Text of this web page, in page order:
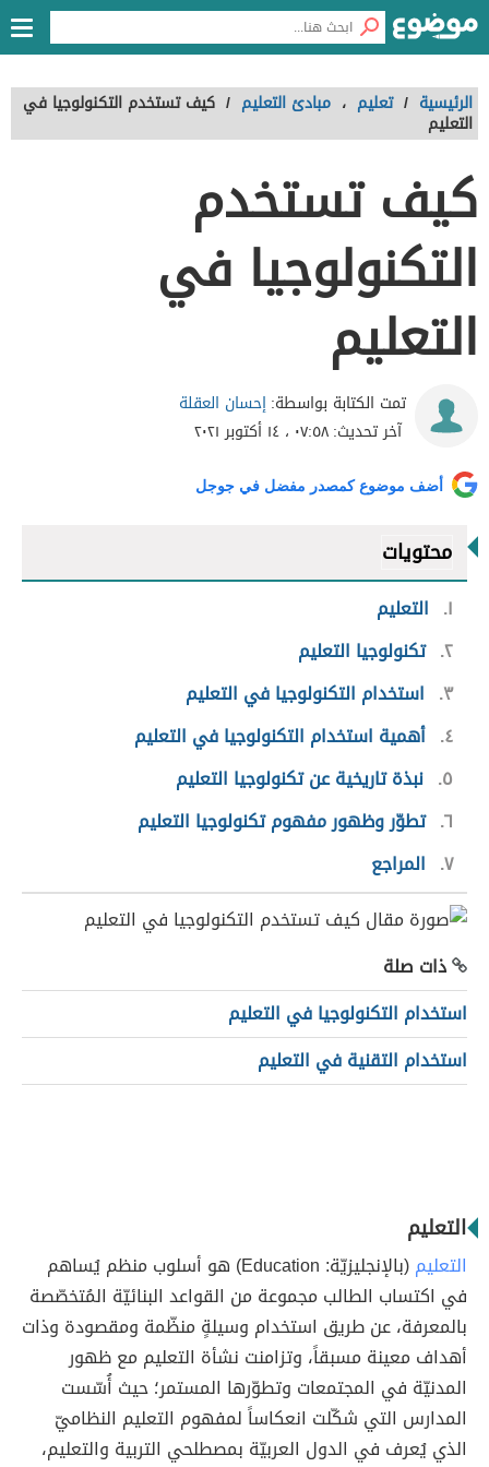
الرئيسية / تعليم ، مبادئ التعليم / كيف تستخدم التكنولوجيا في
التعليم
كيف تستخدم
التكنولوجيا في
التعليم
تمت الكتابة بواسطة:إحسان العقلة
آخر تحديث:٠٧:٥٨ ، ١٤ أكتوبر ٢٠٢١
أضف موضوع كمصدر مفضل في جوجل
محتويات
١
التعليم
٢ تكنولوجيا التعليم
٣
استخدام التكنولوجيا في التعليم
٤ أهمية استخدام التكنولوجيا في التعليم
٥ نبذة تاريخية عن تكنولوجيا التعليم
٦ تطوّر وظهور مفهوم تكنولوجيا التعليم
٧ المراجع
ذات صلة
استخدام التكنولوجيا في التعليم
استخدام التقنية في التعليم
التعليم
التعليم
(بالإنجليزيّة: Education) هو أسلوب منظم يُساهم
في اكتساب الطالب مجموعة من القواعد البنائيّة المُتخصّصة
بالمعرفة، عن طريق استخدام وسيلةٍ منظّمة ومقصودة وذات
أهداف معينة مسبقاً، وتزامنت نشأة التعليم مع ظهور
المدنيّة في المجتمعات وتطوّرها المستمر؛ حيث أُسّست
المدارس التي شكّلت انعكاساً لمفهوم التعليم النظاميّ
الذي يُعرف في الدول العربيّة بمصطلحي التربية والتعليم،